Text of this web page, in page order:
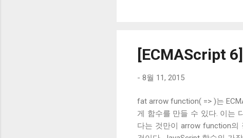
[ECMAScript
- 8월 11, 2015
fat arrow function( => )는
게 함수를 만들 수 있다. 이는
다는 것만이 arrow function의